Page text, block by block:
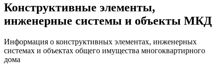
Конструктивные элементы,
инженерные системы и объекты МКД
Информация о конструктивных элементах, инженерных
системах и объектах общего имущества многоквартирного
дома